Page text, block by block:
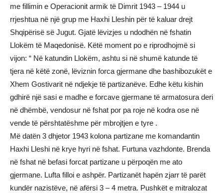
me fillimin e Operacionit armik të Dimrit 1943 – 1944 u
rrjeshtua në një grup me Haxhi Lleshin për të kaluar drejt
Shqipërisë së Jugut. Gjatë lëvizjes u ndodhën në fshatin
Llokëm të Maqedonisë. Këtë moment po e riprodhojmë si
vijon: “ Në katundin Llokëm, ashtu si në shumë katunde të
tjera në këtë zonë, lëviznin forca gjermane dhe bashibozukët e
Xhem Gostivarit në ndjekje të partizanëve. Edhe këtu kishin
gdhirë një sasi e madhe e forcave gjermane të armatosura deri
në dhëmbë, vendosur në fshat por pa roje në kodra ose në
vende të përshtatëshme për mbrojtjen e tyre .
Më datën 3 dhjetor 1943 kolona partizane me komandantin
Haxhi Lleshi në krye hyri në fshat. Furtuna vazhdonte. Brenda
në fshat në befasi forcat partizane u përpoqën me ato
gjermane. Lufta filloi e ashpër. Partizanët hapën zjarr të parët
kundër nazistëve, në afërsi 3 – 4 metra. Pushkët e mitralozat